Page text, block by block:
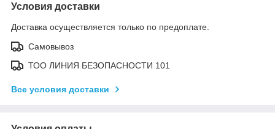
Условия доставки
Доставка осуществляется только по предоплате.
Самовывоз
ТОО ЛИНИЯ БЕЗОПАСНОСТИ 101
Все условия доставки